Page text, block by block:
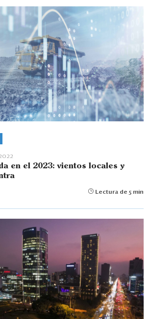
en el 2023: vientos locales y
Lectura de 5 min